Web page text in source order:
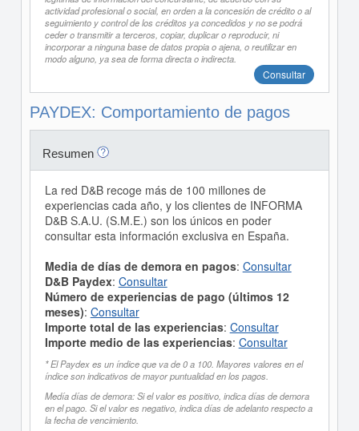
actividad profesional o social, en orden a la concesión de crédito o al
seguimiento y control de los créditos ya concedidos y no se podrá
ceder o transmitir a terceros, copiar, duplicar o reproducir, ni
incorporar a ninguna base de datos propia o ajena, o reutilizar en
modo alguno, ya sea de forma directa o indirecta.
Consultar
PAYDEX: Comportamiento de pagos
Resumen
La red D&B recoge más de 100 millones de
experiencias cada año, y los clientes de INFORMA
D&B S.A.U. (S.M.E.) son los únicos en poder
consultar esta información exclusiva en España.
Media de días de demora en pagos: Consultar
D&B Paydex: Consultar
Número de experiencias de pago (últimos 12
meses): Consultar
Importe total de las experiencias: Consultar
Importe medio de las experiencias: Consultar
* El Paydex es un índice que va de 0 a 100. Mayores valores en el
índice son indicativos de mayor puntualidad en los pagos.
Medía días de demora: Si el valor es positivo, indica días de demora
en el pago. Si el valor es negativo, indica días de adelanto respecto a
la fecha de vencimiento.